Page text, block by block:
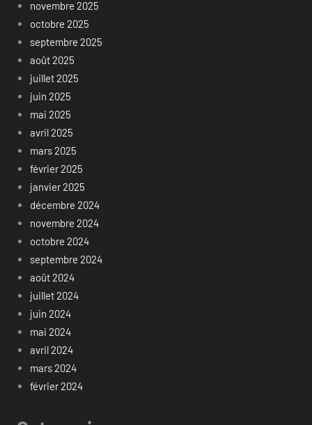
novembre 2025
octobre 2025
septembre 2025
août 2025
juillet 2025
juin 2025
mai 2025
avril 2025
mars 2025
février 2025
janvier 2025
décembre 2024
novembre 2024
octobre 2024
septembre 2024
août 2024
juillet 2024
juin 2024
mai 2024
avril 2024
mars 2024
février 2024